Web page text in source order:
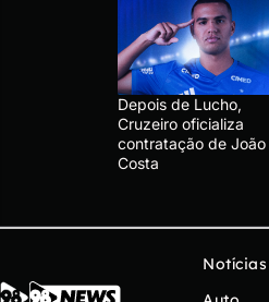
Depois de Lucho,
Cruzeiro oficializa
contratação de João
Costa
Notícias